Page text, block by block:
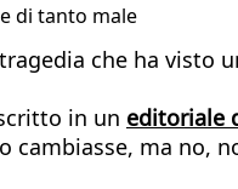
di tanto male
che ha
in un editoriale
cambiasse, ma